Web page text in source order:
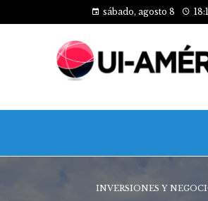
sábado, agosto 8
INVERSIONES Y